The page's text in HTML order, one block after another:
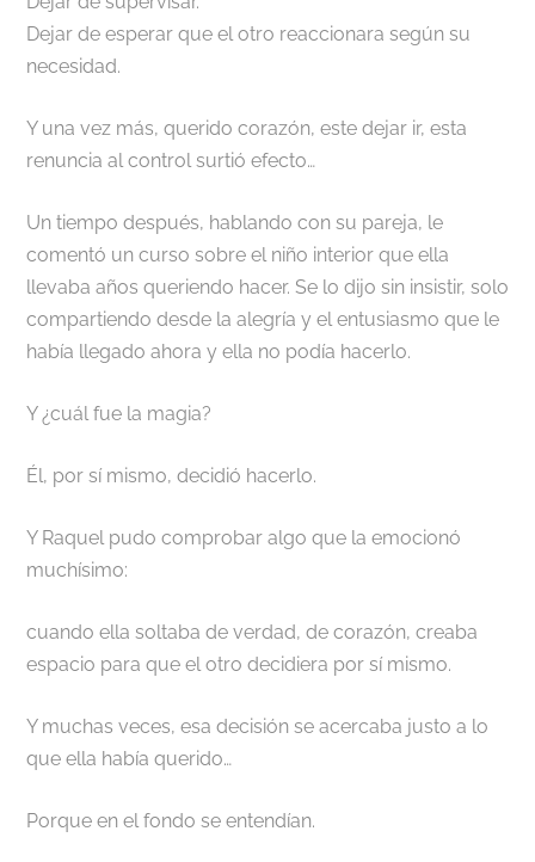
Dejar de esperar que el otro reaccionara según su
necesidad.
Y una vez más, querido corazón, este dejar ir, esta
renuncia al control surtió efecto…
Un tiempo después, hablando con su pareja, le
comentó un curso sobre el niño interior que ella
llevaba años queriendo hacer. Se lo dijo sin insistir, solo
compartiendo desde la alegría y el entusiasmo que le
había llegado ahora y ella no podía hacerlo.
Y ¿cuál fue la magia?
Él, por sí mismo, decidió hacerlo.
Y Raquel pudo comprobar algo que la emocionó
muchísimo:
cuando ella soltaba de verdad, de corazón, creaba
espacio para que el otro decidiera por sí mismo.
Y muchas veces, esa decisión se acercaba justo a lo
que ella había querido…
Porque en el fondo se entendían.